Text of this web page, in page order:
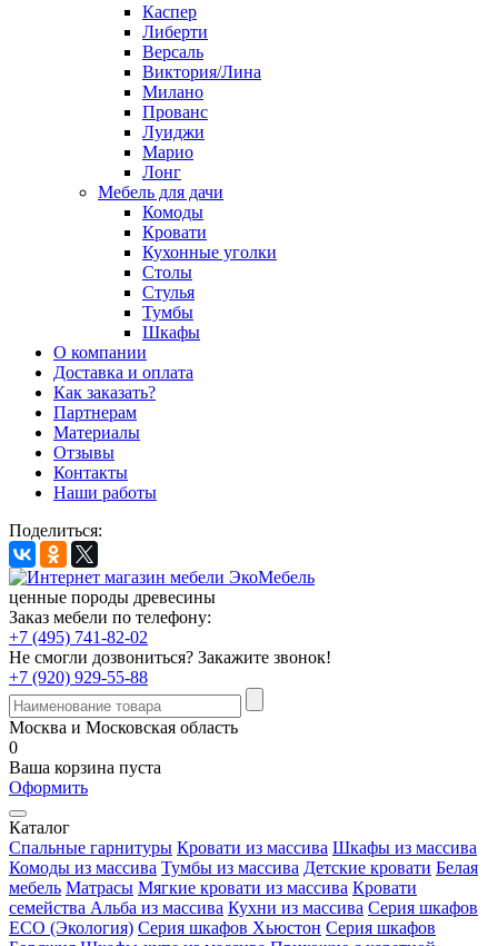
Каспер
Либерти
Версаль
Виктория/Лина
Милано
Прованс
Луиджи
Марио
Лонг
Мебель для дачи
Комоды
Кровати
Кухонные уголки
Столы
Стулья
Тумбы
Шкафы
О компании
Доставка и оплата
Как заказать?
Партнерам
Материалы
Отзывы
Контакты
Наши работы
Поделиться:
ценные породы древесины
Заказ мебели по телефону:
+7 (495) 741-82-02
Не смогли дозвониться? Закажите звонок!
+7 (920) 929-55-88
Москва и Московская область
0
Ваша корзина пуста
Оформить
Каталог
Спальные гарнитуры Кровати из массива Шкафы из массива
Комоды из массива Тумбы из массива Детские кровати Белая
мебель Матрасы Мягкие кровати из массива Кровати
семейства Альба из массива Кухни из массива Серия шкафов
ECO (Экология) Серия шкафов Хьюстон Серия шкафов